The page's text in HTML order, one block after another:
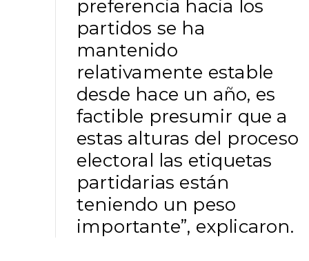
preferencia hacia los
partidos se ha
mantenido
relativamente estable
desde hace un año, es
factible presumir que a
estas alturas del proceso
electoral las etiquetas
partidarias están
teniendo un peso
importante”, explicaron.